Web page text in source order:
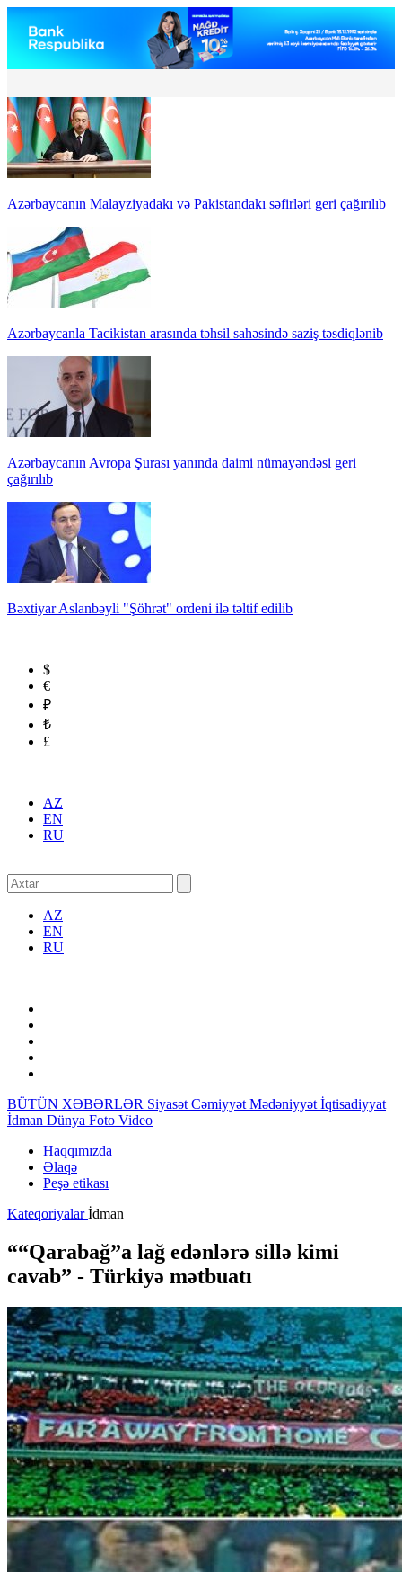
Azərbaycanın Malayziyadakı və Pakistandakı səfirləri geri çağırılıb
Azərbaycanla Tacikistan arasında təhsil sahəsində saziş təsdiqlənib
Azərbaycanın Avropa Şurası yanında daimi nümayəndəsi geri
çağırılıb
Bəxtiyar Aslanbəyli "Şöhrət" ordeni ilə təltif edilib
$
€
₽
₺
£
AZ
EN
RU
AZ
EN
RU
BÜTÜN XƏBƏRLƏR Siyasət Cəmiyyət Mədəniyyət İqtisadiyyat
İdman Dünya Foto Video
Haqqımızda
Əlaqə
Peşə etikası
Kateqoriyalarİdman
““Qarabağ”a lağ edənlərə sillə kimi
cavab” - Türkiyə mətbuatı